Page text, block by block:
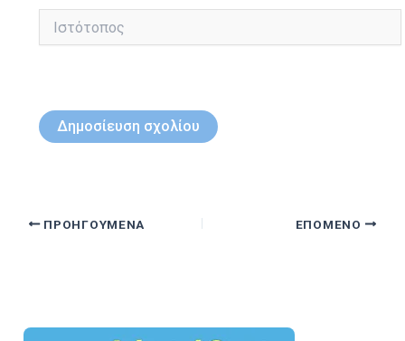
Ιστότοπος
ΠΡΟΗΓΟΎΜΕΝΑ ΕΠΌΜΕΝΟ